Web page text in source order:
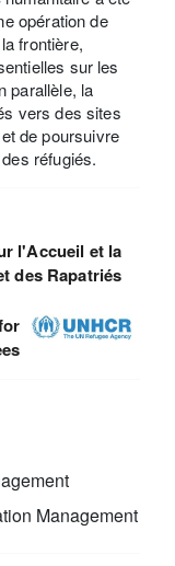
opération de
frontière,
sur les
parallèle, la
vers des sites
de poursuivre
réfugiés.
l'Accueil et la
des Rapatriés
Management